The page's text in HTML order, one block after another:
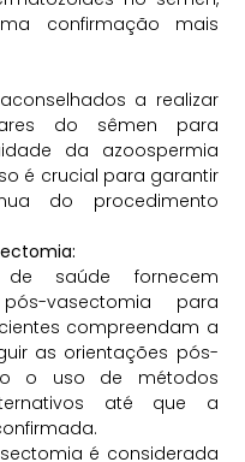
confirmação mais
a realizar
do sêmen para
da azoospermia
é crucial para garantir
do procedimento
de saúde fornecem
vasectomia para
compreendam a
as orientações pós-
o uso de métodos
até que a
é considerada